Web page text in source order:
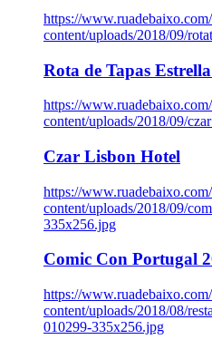
https://
content/uploads/2018/09/
Rota de Tapas
https://
content/uploads/2018/09/
Czar Lisbon Hotel
https://
content/uploads/2018/09/
335x256.jpg
Comic Con Portugal
https://
content/uploads/2018/08/
010299-335x256.jpg